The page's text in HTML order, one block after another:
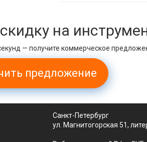
на
— получите коммерческое
предложение
Санкт-Петербург
ул. Магнитогорская 51,